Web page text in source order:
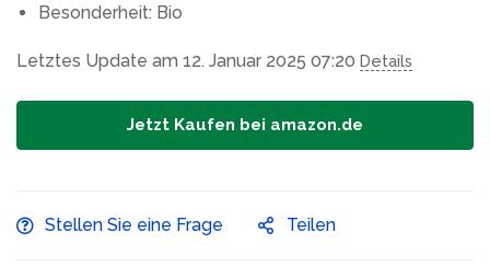
Besonderheit: Bio
Letztes Update am 12. Januar 2025 07:20 Details
Jetzt Kaufen bei amazon.de
Stellen Sie eine Frage Teilen